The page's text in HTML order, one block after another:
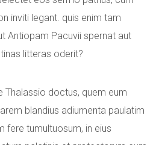
inviti legant. quis enim tam
Antiopam Pacuvii spernat aut
litteras oderit?
Thalassio doctus, quem eum
blandius adiumenta paulatim
fere tumultuosum, in eius